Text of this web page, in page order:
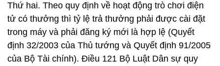
Thứ hai. Theo quy định về hoạt động trò chơi điện
tử có thưởng thì tỷ lệ trả thưởng phải được cài đặt
trong máy và phải đăng ký mới là hợp lệ (Quyết
định 32/2003 của Thủ tướng và Quyết định 91/2005
của Bộ Tài chính). Điều 121 Bộ Luật Dân sự quy